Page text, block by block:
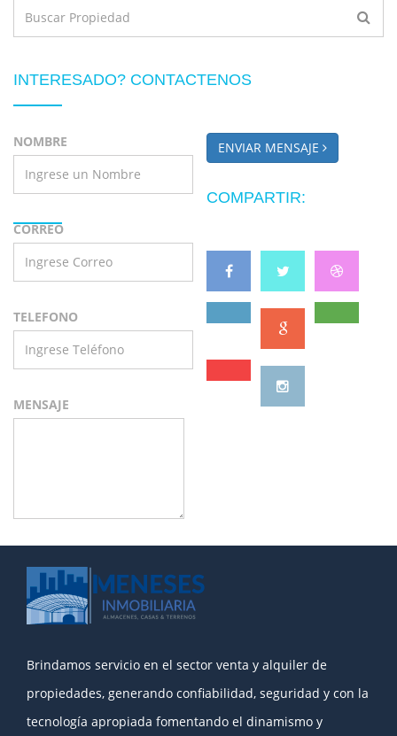
INTERESADO? CONTACTENOS
NOMBRE
CORREO
TELEFONO
MENSAJE
ENVIAR MENSAJE
COMPARTIR:
Brindamos servicio en el sector venta y alquiler de
propiedades, generando confiabilidad, seguridad y con la
tecnología apropiada fomentando el dinamismo y